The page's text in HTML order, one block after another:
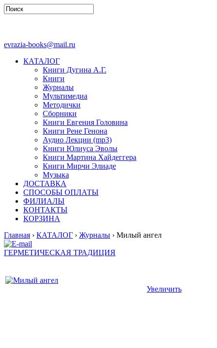
evrazia-books@mail.ru
КАТАЛОГ
Книги Дугина А.Г.
Книги
Журналы
Мультимедиа
Методички
Сборники
Книги Евгения Головина
Книги Рене Генона
Аудио Лекции (mp3)
Книги Юлиуса Эволы
Книги Мартина Хайдеггера
Книги Мирчи Элиаде
Музыка
ДОСТАВКА
СПОСОБЫ ОПЛАТЫ
ФИЛИАЛЫ
КОНТАКТЫ
КОРЗИНА
Главная › КАТАЛОГ › Журналы › Милый ангел
ГЕРМЕТИЧЕСКАЯ ТРАДИЦИЯ
Увеличить